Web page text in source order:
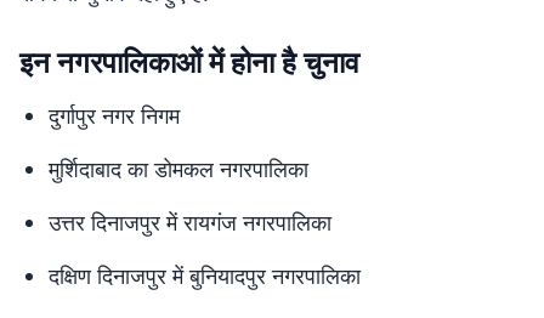
इन नगरपालिकाओं में होना है चुनाव
दुर्गापुर नगर निगम
मुर्शिदाबाद का डोमकल नगरपालिका
उत्तर दिनाजपुर में रायगंज नगरपालिका
दक्षिण दिनाजपुर में बुनियादपुर नगरपालिका